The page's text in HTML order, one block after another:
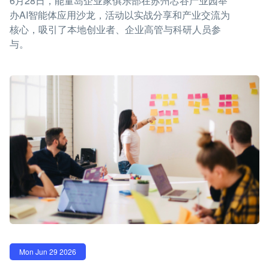
办AI智能体应用沙龙，活动以实战分享和产业交流为
核心，吸引了本地创业者、企业高管与科研人员参
与。
Mon Jun 29 2026